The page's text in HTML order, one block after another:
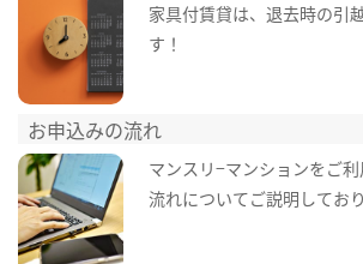
家具付賃貸は、退去時の引
す！
お申込みの流れ
マンスリ−マンションをご
流れについてご説明しており